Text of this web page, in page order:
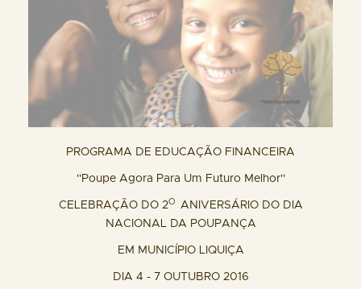
PROGRAMA DE EDUCAÇÃO FINANCEIRA
''Poupe Agora Para Um Futuro Melhor''
CELEBRAÇÃO DO 2O
ANIVERSÁRIO DO DIA
NACIONAL DA POUPANÇA
EM MUNICÍPIO LIQUIÇA
DIA 4 - 7 OUTUBRO 2016